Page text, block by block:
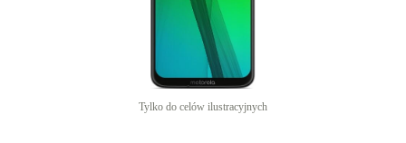
Tylko do celów ilustracyjnych